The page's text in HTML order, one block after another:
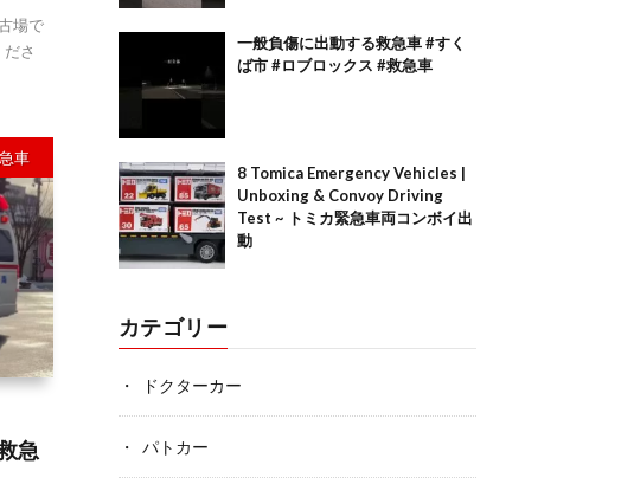
場で
さ
車
急
一般負傷に出動する救急車 #すく
ば市 #ロブロックス #救急車
8 Tomica Emergency Vehicles |
Unboxing & Convoy Driving
Test ~ トミカ緊急車両コンボイ出
動
カテゴリー
ドクターカー
パトカー